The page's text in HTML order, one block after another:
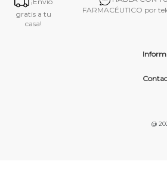
gratis a tu
casa!
FARMACÉUTICO por
@